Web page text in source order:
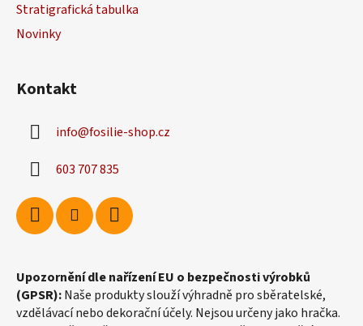
Stratigrafická tabulka
Novinky
Kontakt
info@fosilie-shop.cz
603 707 835
Upozornění dle nařízení EU o bezpečnosti výrobků
(GPSR):Naše produkty slouží výhradně pro sběratelské,
vzdělávací nebo dekorační účely. Nejsou určeny jako hračka.